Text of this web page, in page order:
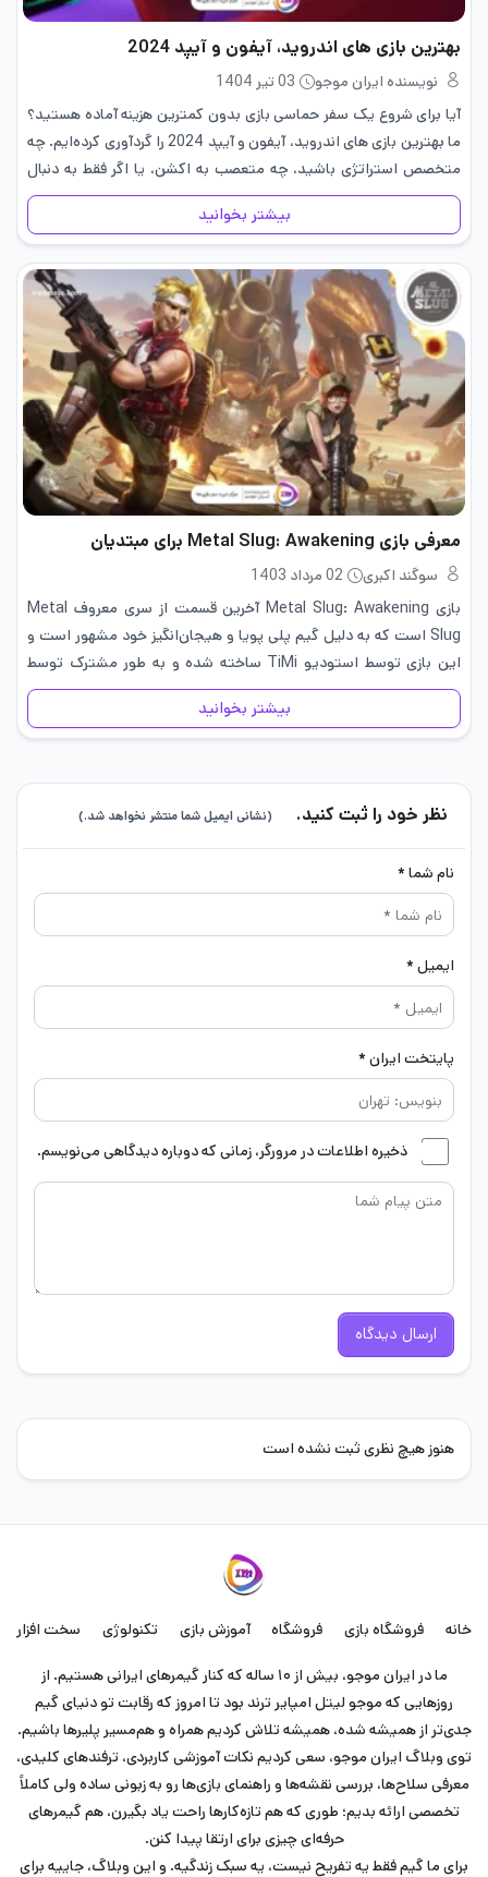
بهترین بازی های اندروید، آیفون و آیپد 2024
نویسنده ایران موجو
03 تیر 1404
آیا برای شروع یک سفر حماسی بازی بدون کمترین هزینه آماده هستید؟
ما بهترین بازی های اندروید، آیفون و آیپد 2024 را گردآوری کرده‌ایم. چه
متخصص استراتژی باشید، چه متعصب به اکشن، یا اگر فقط به دنبال
سرگرمی‌های معمولی هستید،…
بیشتر بخوانید
معرفی بازی Metal Slug: Awakening برای مبتدیان
سوگند اکبری
02 مرداد 1403
بازی Metal Slug: Awakening آخرین قسمت از سری معروف Metal
Slug است که به دلیل گیم پلی پویا و هیجان‌انگیز خود مشهور است و
این بازی توسط استودیو TiMi ساخته شده و به طور مشترک توسط
VNG Games و SNK…
بیشتر بخوانید
نظر خود را ثبت کنید. (نشانی ایمیل شما منتشر نخواهد شد.)
نام شما *
ایمیل *
پایتخت ایران *
ذخیره اطلاعات در مرورگر، زمانی که دوباره دیدگاهی می‌نویسم.
ارسال دیدگاه
هنوز هیچ نظری ثبت نشده است
خانه فروشگاه بازی فروشگاه آموزش بازی تکنولوژی سخت افزار
ما در ایران موجو، بیش از ۱۰ ساله که کنار گیمرهای ایرانی هستیم. از
روزهایی که موجو لیتل امپایر ترند بود تا امروز که رقابت تو دنیای گیم
جدی‌تر از همیشه شده، همیشه تلاش کردیم همراه و هم‌مسیر پلیرها باشیم.
توی وبلاگ ایران موجو، سعی کردیم نکات آموزشی کاربردی، ترفندهای کلیدی،
معرفی سلاح‌ها، بررسی نقشه‌ها و راهنمای بازی‌ها رو به زبونی ساده ولی کاملاً
تخصصی ارائه بدیم؛ طوری که هم تازه‌کارها راحت یاد بگیرن، هم گیمرهای
حرفه‌ای چیزی برای ارتقا پیدا کنن.
برای ما گیم فقط یه تفریح نیست، یه سبک زندگیه. و این وبلاگ، جاییه برای